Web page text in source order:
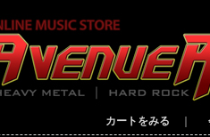
カートをみる